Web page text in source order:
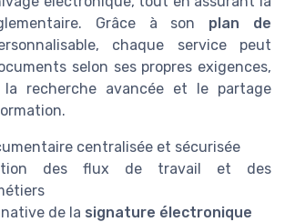
Grâce à son plan de
chaque service peut
selon ses propres exigences,
recherche avancée et le partage
centralisée et sécurisée
des flux de travail et des
de la signature électronique